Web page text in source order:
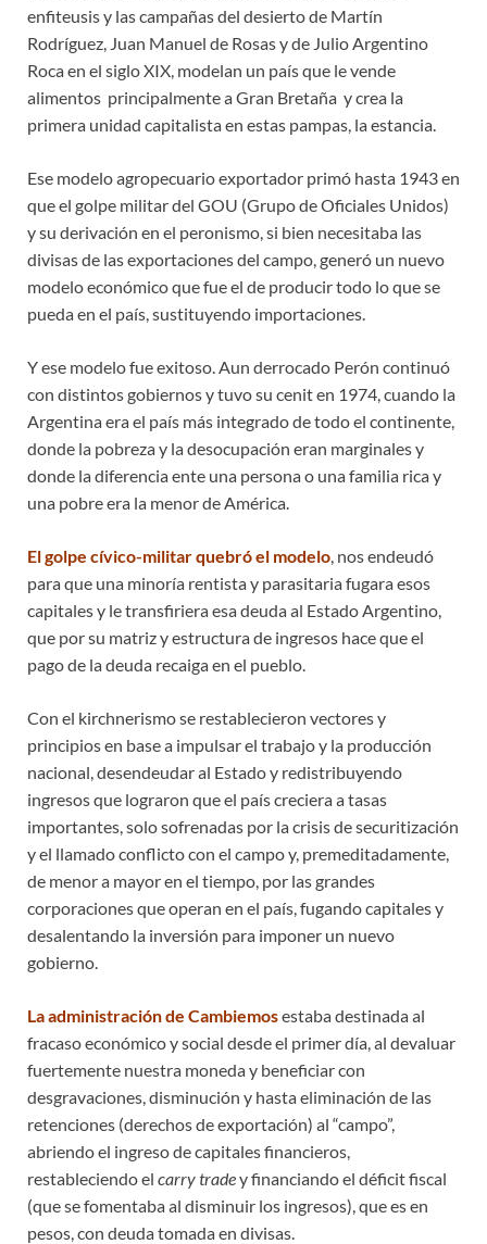
enfiteusis y las campañas del desierto de Martín
Rodríguez, Juan Manuel de Rosas y de Julio Argentino
Roca en el siglo XIX, modelan un país que le vende
alimentos principalmente a Gran Bretaña y crea la
primera unidad capitalista en estas pampas, la estancia.
Ese modelo agropecuario exportador primó hasta 1943 en
que el golpe militar del GOU (Grupo de Oficiales Unidos)
y su derivación en el peronismo, si bien necesitaba las
divisas de las exportaciones del campo, generó un nuevo
modelo económico que fue el de producir todo lo que se
pueda en el país, sustituyendo importaciones.
Y ese modelo fue exitoso. Aun derrocado Perón continuó
con distintos gobiernos y tuvo su cenit en 1974, cuando la
Argentina era el país más integrado de todo el continente,
donde la pobreza y la desocupación eran marginales y
donde la diferencia ente una persona o una familia rica y
una pobre era la menor de América.
El golpe cívico-militar quebró el modelo, nos endeudó
para que una minoría rentista y parasitaria fugara esos
capitales y le transfiriera esa deuda al Estado Argentino,
que por su matriz y estructura de ingresos hace que el
pago de la deuda recaiga en el pueblo.
Con el kirchnerismo se restablecieron vectores y
principios en base a impulsar el trabajo y la producción
nacional, desendeudar al Estado y redistribuyendo
ingresos que lograron que el país creciera a tasas
importantes, solo sofrenadas por la crisis de securitización
y el llamado conflicto con el campo y, premeditadamente,
de menor a mayor en el tiempo, por las grandes
corporaciones que operan en el país, fugando capitales y
desalentando la inversión para imponer un nuevo
gobierno.
La administración de Cambiemosestaba destinada al
fracaso económico y social desde el primer día, al devaluar
fuertemente nuestra moneda y beneficiar con
desgravaciones, disminución y hasta eliminación de las
retenciones (derechos de exportación) al “campo”,
abriendo el ingreso de capitales financieros,
restableciendo el carry tradey financiando el déficit fiscal
(que se fomentaba al disminuir los ingresos), que es en
pesos, con deuda tomada en divisas.